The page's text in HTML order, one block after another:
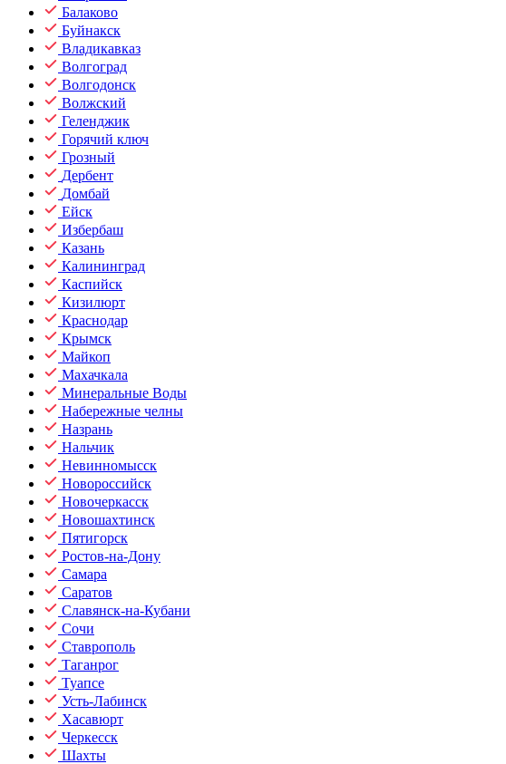
Балаково
Буйнакск
Владикавказ
Волгоград
Волгодонск
Волжский
Геленджик
Горячий ключ
Грозный
Дербент
Домбай
Ейск
Избербаш
Казань
Калининград
Каспийск
Кизилюрт
Краснодар
Крымск
Майкоп
Махачкала
Минеральные Воды
Набережные челны
Назрань
Нальчик
Невинномысск
Новороссийск
Новочеркасск
Новошахтинск
Пятигорск
Ростов-на-Дону
Самара
Саратов
Славянск-на-Кубани
Сочи
Ставрополь
Таганрог
Туапсе
Усть-Лабинск
Хасавюрт
Черкесск
Шахты